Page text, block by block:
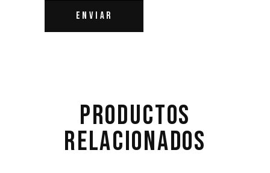
PRODUCTOS
RELACIONADOS